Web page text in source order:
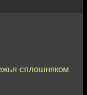
сплошняком